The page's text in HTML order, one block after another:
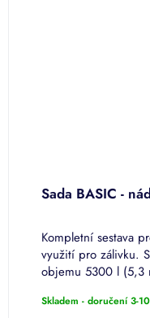
Sada BASIC -
Kompletní sestava
využití pro zálivku.
objemu 5300 l (5,3
Skladem - doručení 3-